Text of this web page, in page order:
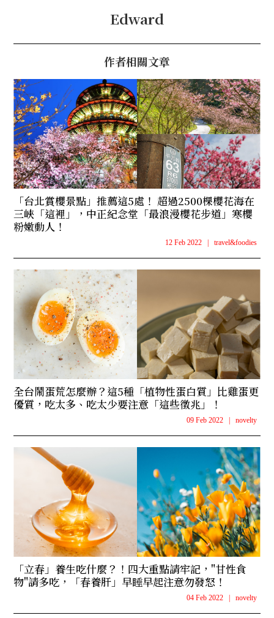
Edward
作者相關文章
「台北賞櫻景點」推薦這5處！ 超過2500棵櫻花海在
三峽「這裡」，中正紀念堂「最浪漫櫻花步道」寒櫻
粉嫩動人！
12 Feb 2022 travel&foodies
全台鬧蛋荒怎麼辦？這5種「植物性蛋白質」比雞蛋更
優質，吃太多、吃太少要注意「這些徵兆」！
09 Feb 2022 novelty
「立春」養生吃什麼？！四大重點請牢記，"甘性食
物"請多吃，「春養肝」早睡早起注意勿發怒！
04 Feb 2022 novelty